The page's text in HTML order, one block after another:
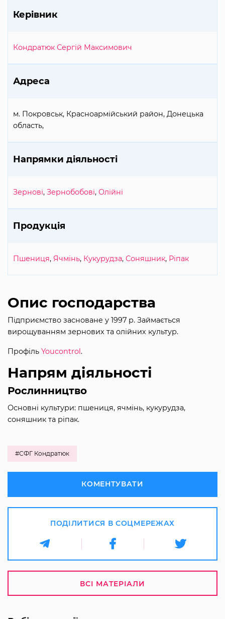
Керівник
Кондратюк Сергій Максимович
Адреса
м. Покровськ, Красноармійський район, Донецька
область,
Напрямки діяльності
Зернові, Зернобобові, Олійні
Продукція
Пшениця, Ячмінь, Кукурудза, Соняшник, Ріпак
Опис господарства
Підприємство засноване у 1997 р. Займається
вирощуванням зернових та олійних культур.
Профіль Youcontrol.
Напрям діяльності
Рослинництво
Основні культури: пшениця, ячмінь, кукурудза,
соняшник та ріпак.
#СФГ Кондратюк
КОМЕНТУВАТИ
ПОДІЛИТИСЯ В СОЦМЕРЕЖАХ
ВСІ МАТЕРІАЛИ